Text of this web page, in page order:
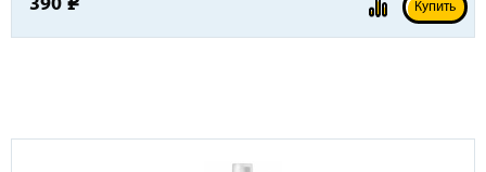
390 Купить